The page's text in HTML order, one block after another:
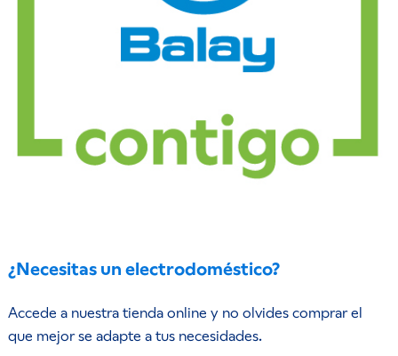
¿Necesitas un electrodoméstico?
Accede a nuestra tienda online y no olvides comprar el
que mejor se adapte a tus necesidades.